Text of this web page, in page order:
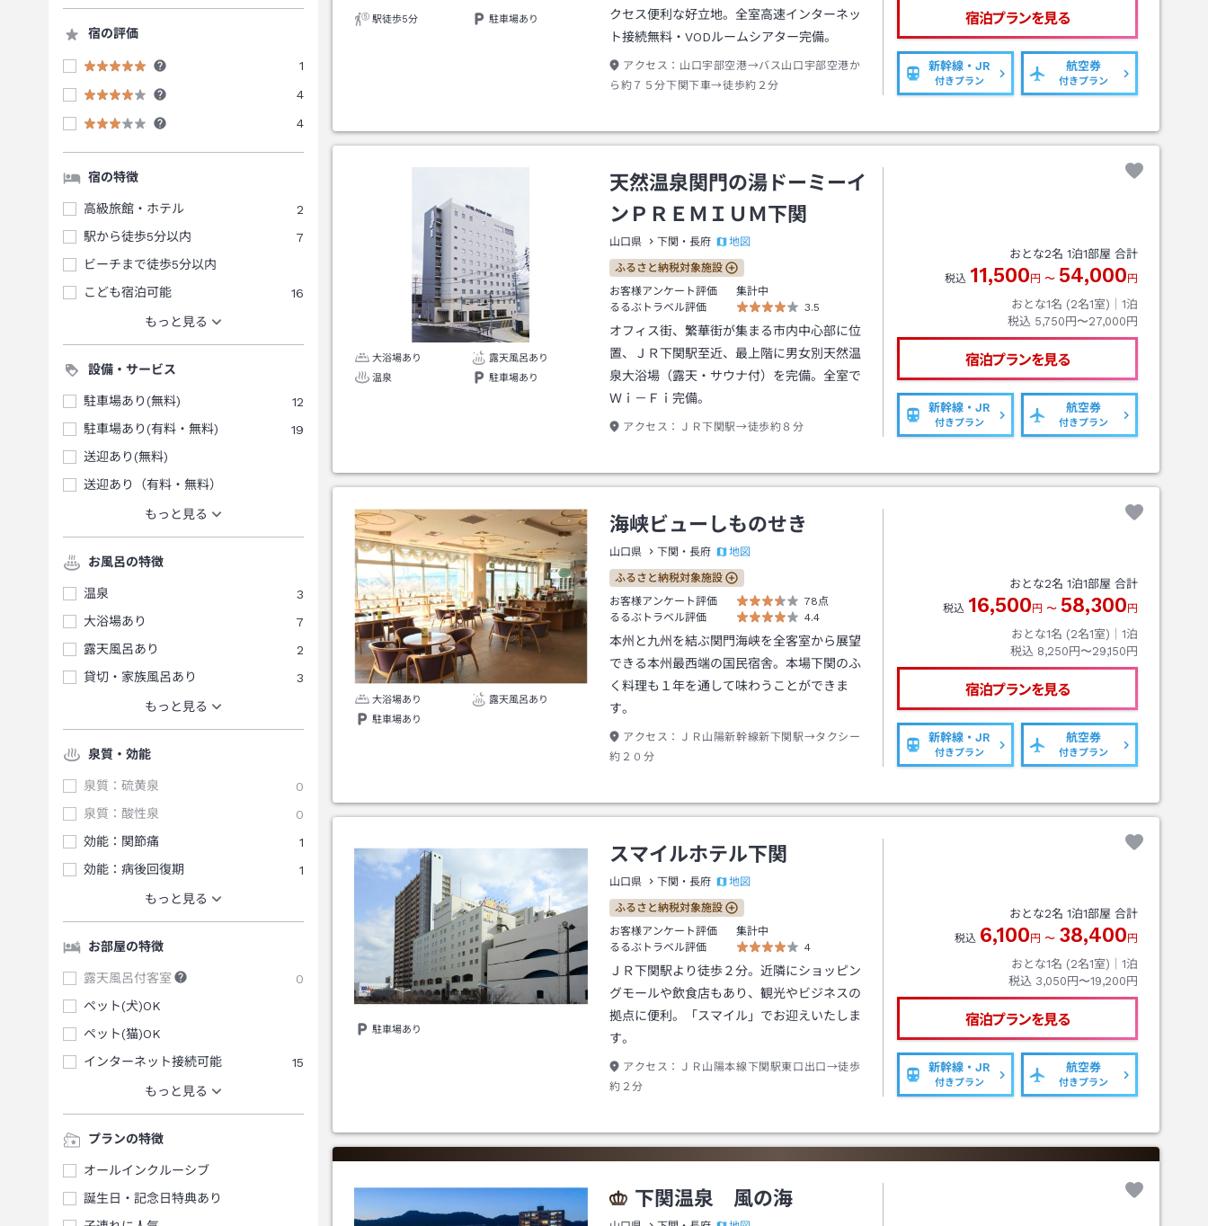
宿の評価
1
4
4
宿の特徴
高級旅館・ホテル
2
駅から徒歩5分以内
7
ビーチまで徒歩5分以内
こども宿泊可能
16
もっと見る
設備・サービス
駐車場あり(無料)
12
駐車場あり(有料・無料)
19
送迎あり(無料)
送迎あり（有料・無料）
もっと見る
お風呂の特徴
温泉
3
大浴場あり
7
露天風呂あり
2
貸切・家族風呂あり
3
もっと見る
泉質・効能
泉質：硫黄泉
0
泉質：酸性泉
0
効能：関節痛
1
効能：病後回復期
1
もっと見る
お部屋の特徴
露天風呂付客室
0
ペット(犬)OK
ペット(猫)OK
インターネット接続可能
15
もっと見る
プランの特徴
オールインクルーシブ
誕生日・記念日特典あり
駅徒歩5分 駐車場あり
クセス便利な好立地。全室高速インターネッ
ト接続無料・VODルームシアター完備。
アクセス： 山口宇部空港→バス山口宇部空港か
ら約７５分下関下車→徒歩約２分
宿泊プランを見る
新幹線・JR
付きプラン
航空券
付きプラン
大浴場あり
露天風呂あり
温泉
駐車場あり
天然温泉関門の湯ドーミーイ
ンＰＲＥＭＩＵＭ下関
山口県 下関・長府 地図
ふるさと納税対象施設
お客様アンケート評価
集計中
るるぶトラベル評価
3.5
オフィス街、繁華街が集まる市内中心部に位
置、ＪＲ下関駅至近、最上階に男女別天然温
泉大浴場（露天・サウナ付）を完備。全室で
Ｗｉ－Ｆｉ完備。
アクセス： ＪＲ下関駅→徒歩約８分
おとな2名 1泊1部屋 合計
税込 11,500 円 〜 54,000 円
おとな1名 (2名1室)｜ 1泊
税込 5,750円〜27,000円
宿泊プランを見る
新幹線・JR
付きプラン
航空券
付きプラン
大浴場あり
露天風呂あり
駐車場あり
海峡ビューしものせき
山口県 下関・長府 地図
ふるさと納税対象施設
お客様アンケート評価
78点
るるぶトラベル評価
4.4
本州と九州を結ぶ関門海峡を全客室から展望
できる本州最西端の国民宿舎。本場下関のふ
く料理も１年を通して味わうことができま
す。
アクセス：
ＪＲ山陽新幹線新下関駅→タクシー
約２０分
おとな2名 1泊1部屋 合計
税込 16,500 円 〜 58,300 円
おとな1名 (2名1室)｜ 1泊
税込 8,250円〜29,150円
宿泊プランを見る
新幹線・JR
付きプラン
航空券
付きプラン
駐車場あり
スマイルホテル下関
山口県 下関・長府 地図
ふるさと納税対象施設
お客様アンケート評価
集計中
るるぶトラベル評価
4
ＪＲ下関駅より徒歩２分。近隣にショッピン
グモールや飲食店もあり、観光やビジネスの
拠点に便利。「スマイル」でお迎えいたしま
す。
アクセス：
ＪＲ山陽本線下関駅東口出口→徒歩
約２分
おとな2名 1泊1部屋 合計
税込 6,100 円 〜 38,400 円
おとな1名 (2名1室)｜ 1泊
税込 3,050円〜19,200円
宿泊プランを見る
新幹線・JR
付きプラン
航空券
付きプラン
下関温泉 風の海